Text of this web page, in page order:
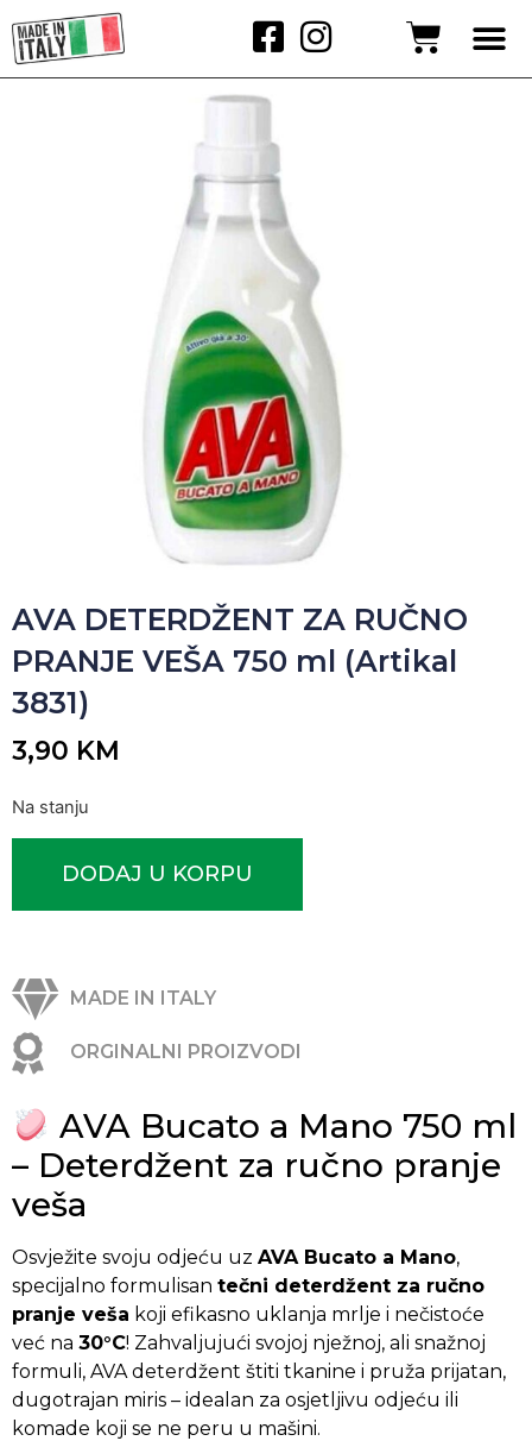
AVA DETERDŽENT ZA RUČNO
PRANJE VEŠA 750 ml (Artikal
3831)
3,90 KM
Na stanju
DODAJ U KORPU
MADE IN ITALY
ORGINALNI PROIZVODI
AVA Bucato a Mano 750 ml
– Deterdžent za ručno pranje
veša
Osvježite svoju odjeću uz AVA Bucato a Mano,
specijalno formulisan tečni deterdžent za ručno
pranje veša koji efikasno uklanja mrlje i nečistoće
već na 30°C! Zahvaljujući svojoj nježnoj, ali snažnoj
formuli, AVA deterdžent štiti tkanine i pruža prijatan,
dugotrajan miris – idealan za osjetljivu odjeću ili
komade koji se ne peru u mašini.